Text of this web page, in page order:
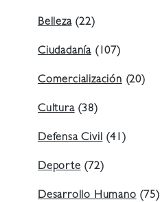
Belleza(22)
Ciudadanía (107)
Comercialización (20)
Cultura(38)
Defensa Civil (41)
Deporte (72)
Desarrollo Humano (75)